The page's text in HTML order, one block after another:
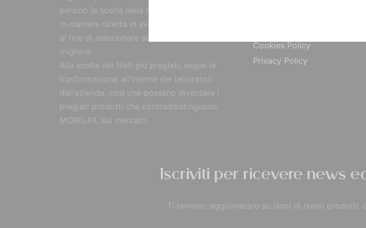
persino la scelta della materia prima, reperita
in maniera diretta in svariate parti del mondo
al fine di selezionare sempre il prodotto
migliore.
Alla scelta dei filati più pregiati, segue la
trasformazione all’interno dei laboratori
dell’azienda, così che possano diventare i
pregiati prodotti che contraddistinguono
MORELFIL sul mercato.
Cookies Policy
Privacy Policy
Iscriviti per ricevere news
Ti terremo aggiornata/o su lanci di nuovi